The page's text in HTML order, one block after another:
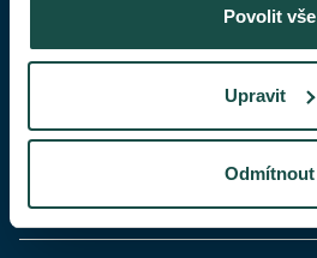
Povolit vše
Upravit
Odmítnout
Váš telefon
Váš e-mail*